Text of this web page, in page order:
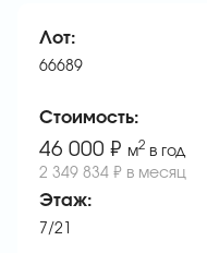
Лот:
66689
Стоимость:
46 000 ₽ м2 в год
2 349 834 ₽ в месяц
Этаж:
7/21